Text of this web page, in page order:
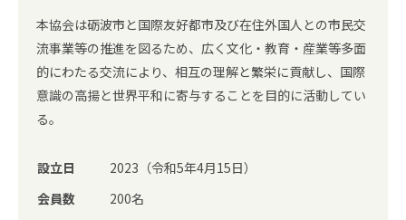
本協会は砺波市と国際友好都市及び在住外国人との市民交
流事業等の推進を図るため、広く文化・教育・産業等多面
的にわたる交流により、相互の理解と繁栄に貢献し、国際
意識の高揚と世界平和に寄与することを目的に活動してい
る。
設立日
2023（令和5年4月15日）
会員数
200名